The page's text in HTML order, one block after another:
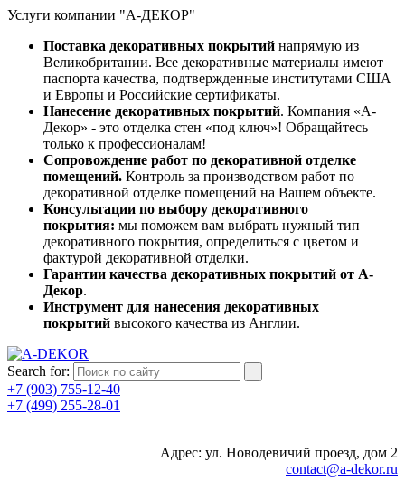
Услуги компании "А-ДЕКОР"
Поставка декоративных покрытий напрямую из
Великобритании. Все декоративные материалы имеют
паспорта качества, подтвержденные институтами США
и Европы и Российские сертификаты.
Нанесение декоративных покрытий. Компания «А-
Декор» - это отделка стен «под ключ»! Обращайтесь
только к профессионалам!
Сопровождение работ по декоративной отделке
помещений. Контроль за производством работ по
декоративной отделке помещений на Вашем объекте.
Консультации по выбору декоративного
покрытия: мы поможем вам выбрать нужный тип
декоративного покрытия, определиться с цветом и
фактурой декоративной отделки.
Гарантии качества декоративных покрытий от А-
Декор.
Инструмент для нанесения декоративных
покрытий высокого качества из Англии.
Search for:
+7 (903) 755-12-40
+7 (499) 255-28-01
Адрес: ул. Новодевичий проезд, дом 2
contact@a-dekor.ru